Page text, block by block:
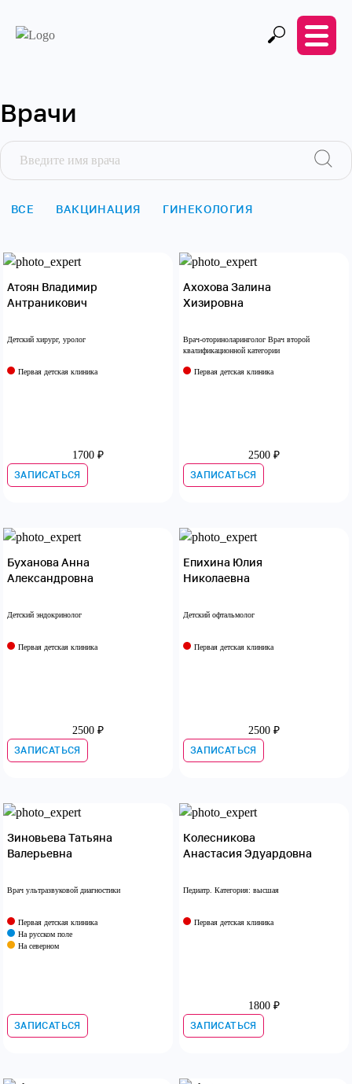
Врачи
ВСЕ ВАКЦИНАЦИЯ ГИНЕКОЛОГИЯ
НЕФРОЛОГИЯ ОРТОПЕДИЯ
ОФТАЛЬМОЛОГИЯ ПЕДИАТРИЯ
СТОМАТОЛОГИЯ ТРАВМАТОЛОГИЯ УЗИ
Атоян Владимир
Антраникович
Детский хирург, уролог
Первая детская клиника
1700 ₽
ЗАПИСАТЬСЯ
Ахохова Залина
Хизировна
Врач-оториноларинголог Врач второй
квалификационной категории
Первая детская клиника
2500 ₽
ЗАПИСАТЬСЯ
Буханова Анна
Александровна
Детский эндокринолог
Первая детская клиника
2500 ₽
ЗАПИСАТЬСЯ
Епихина Юлия
Николаевна
Детский офтальмолог
Первая детская клиника
2500 ₽
ЗАПИСАТЬСЯ
Зиновьева Татьяна
Валерьевна
Врач ультразвуковой диагностики
Первая детская клиника
На русском поле
На северном
ЗАПИСАТЬСЯ
Колесникова
Анастасия Эдуардовна
Педиатр. Категория: высшая
Первая детская клиника
1800 ₽
ЗАПИСАТЬСЯ